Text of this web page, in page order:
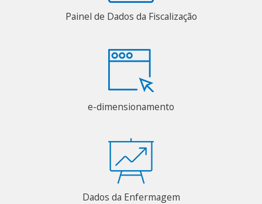
Painel de Dados da Fiscalização
e-dimensionamento
Dados da Enfermagem